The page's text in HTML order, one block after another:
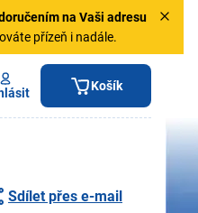
na Vaši adresu
přízeň i nadále.
Košík
Sdílet přes e-mail